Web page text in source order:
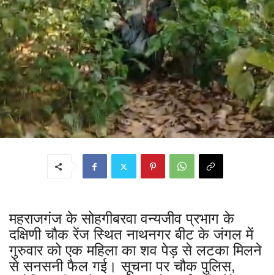
महराजगंज के सोहगीबरवा वन्यजीव प्रभाग के
दक्षिणी चौक रेंज स्थित नाथनगर बीट के जंगल में
गुरुवार को एक महिला का शव पेड़ से लटका मिलने
से सनसनी फैल गई। सूचना पर चौक पुलिस,